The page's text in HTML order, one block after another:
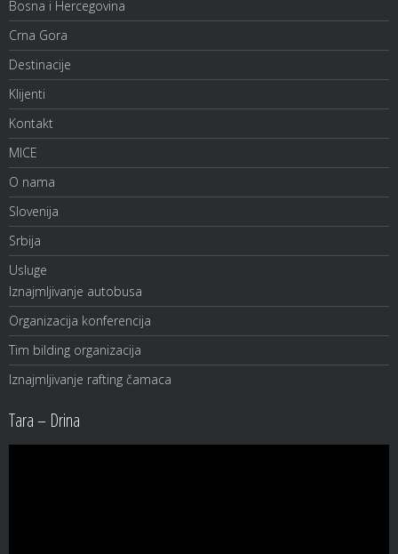
Bosna i Hercegovina
Crna Gora
Destinacije
Klijenti
Kontakt
MICE
O nama
Slovenija
Srbija
Usluge
Iznajmljivanje autobusa
Organizacija konferencija
Tim bilding organizacija
Iznajmljivanje rafting čamaca
Tara – Drina